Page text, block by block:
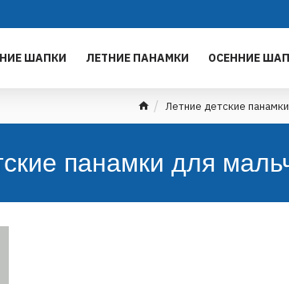
ШАПКИ ЛЕТНИЕ ПАНАМКИ ОСЕННИЕ
Летние детские панамки
панамки для